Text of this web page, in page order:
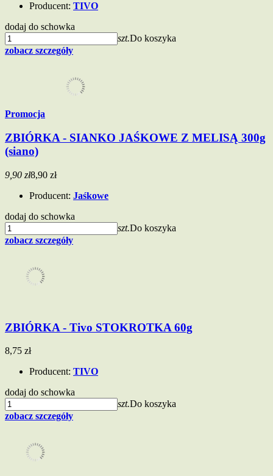
Producent: TIVO
dodaj do schowka
szt.Do koszyka
zobacz szczegóły
Promocja
ZBIÓRKA - SIANKO JAŚKOWE Z MELISĄ 300g
(siano)
9,90 zł8,90 zł
Producent: Jaśkowe
dodaj do schowka
szt.Do koszyka
zobacz szczegóły
ZBIÓRKA - Tivo STOKROTKA 60g
8,75 zł
Producent: TIVO
dodaj do schowka
szt.Do koszyka
zobacz szczegóły